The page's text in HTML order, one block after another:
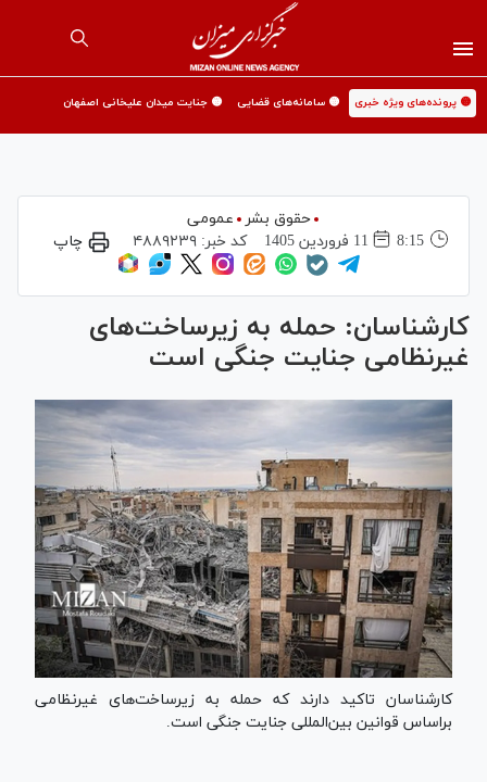
🟡 پرونده‌های ویژه خبری 🟡 سامانه‌های قضایی 🟡 جنایت میدان علیخانی اصفهان
حقوق بشر
عمومی
8:15
11 فروردين 1405 کد خبر:۴۸۸۹۲۳۹ چاپ
کارشناسان: حمله به زیرساخت‌های
غیرنظامی جنایت جنگی است
کارشناسان تاکید دارند که حمله به زیرساخت‌های غیرنظامی
براساس قوانین بین‌المللی جنایت جنگی است.